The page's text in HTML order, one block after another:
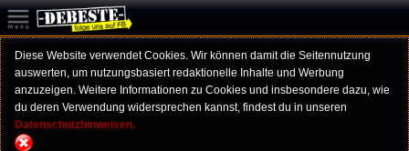
Diese Website verwendet Cookies. Wir können damit die Seitennutzung
auswerten, um nutzungsbasiert redaktionelle Inhalte und Werbung
anzuzeigen. Weitere Informationen zu Cookies und insbesondere dazu, wie
du deren Verwendung widersprechen kannst, findest du in unseren
Datenschutzhinweisen.